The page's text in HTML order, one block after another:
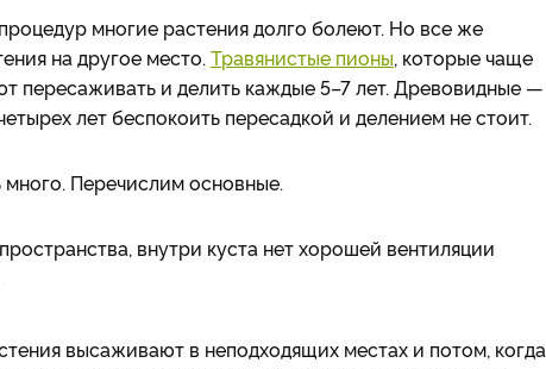
многие растения долго болеют. Но все же
на другое место. Травянистые пионы, которые чаще
пересаживать и делить каждые 5–7 лет. Древовидные —
лет беспокоить пересадкой и делением не стоит.
Перечислим основные.
внутри куста нет хорошей вентиляции
высаживают в неподходящих местах и потом, когда